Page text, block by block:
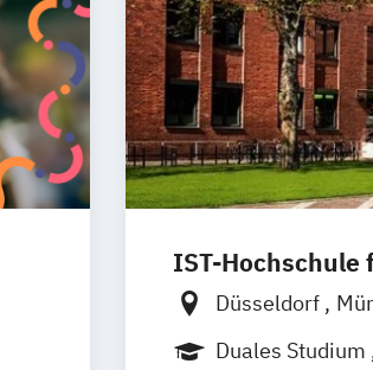
IST-Hochschule
Düsseldorf
Weil am Rhein
Duales Studium